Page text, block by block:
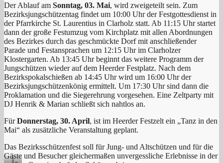
Der Ablauf am Sonntag, 03. Mai, wird zweigeteilt sein. Zum
Bezirksjungschützentag findet um 10:00 Uhr der Festgottesdienst in
der Pfarrkirche St. Laurentius in Clarholz statt. Ab 11:15 Uhr startet
dann der große Festumzug vom Kirchplatz mit allen Abordnungen
des Bezirkes durch das geschmückte Dorf mit anschließender
Parade und Festansprachen um 12:15 Uhr im Clarholzer
Klostergarten. Ab 13:45 Uhr beginnt das weitere Programm der
Jungschützen wieder auf dem Heerder Festplatz. Nach dem
Bezirkspokalschießen ab 14:45 Uhr wird um 16:00 Uhr der
Bezirksjungschützenkönig ermittelt. Um 17:30 Uhr sind dann die
Proklamation und die Siegerehrung vorgesehen. Eine Zeltparty mit
DJ Henrik & Marian schließt sich nahtlos an.
FürDonnerstag, 30. April, ist im Heerder Festzelt ein „Tanz in den
Mai“ als zusätzliche Veranstaltung geplant.
Das Bezirksschützenfest soll für Jung- und Altschützen und für die
Gäste und Besucher gleichermaßen unvergessliche Erlebnisse in der